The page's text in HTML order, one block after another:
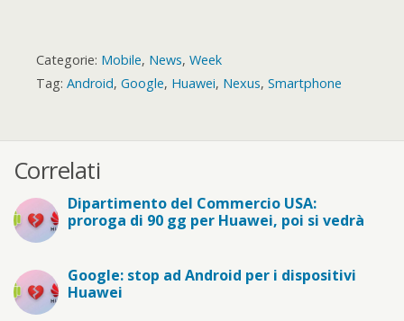
Categorie: Mobile, News, Week
Tag: Android, Google, Huawei, Nexus, Smartphone
Correlati
Dipartimento del Commercio USA:
proroga di 90 gg per Huawei, poi si vedrà
Google: stop ad Android per i dispositivi
Huawei